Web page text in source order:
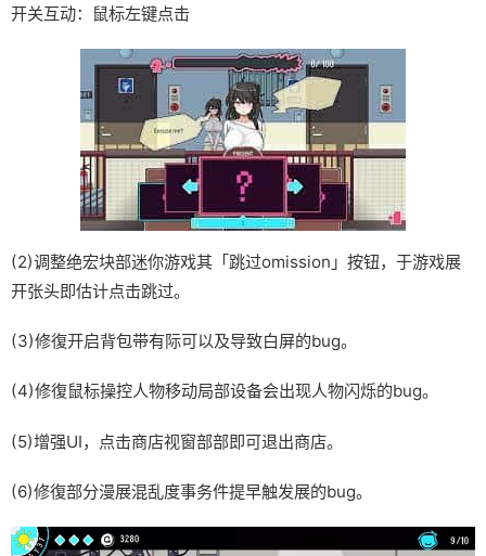
开关互动：鼠标左键点击
(2)调整绝宏块部迷你游戏其「跳过omission」按钮，于游戏展
开张头即估计点击跳过。
(3)修復开启背包带有际可以及导致白屏的bug。
(4)修復鼠标操控人物移动局部设备会出现人物闪烁的bug。
(5)增强UI，点击商店视窗部部即可退出商店。
(6)修復部分漫展混乱度事务件提早触发展的bug。